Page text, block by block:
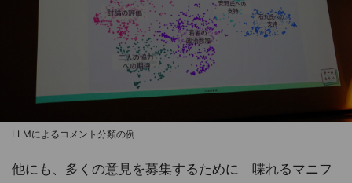
LLMによるコメント分類の例
他にも、多くの意見を募集するために「喋れるマニフ